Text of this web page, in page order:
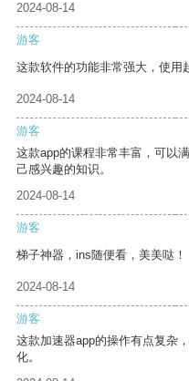
2024-08-14
游客
这款软件的功能非常强大，使用
2024-08-14
游客
这款app的课程非常丰富，可以
己感兴趣的知识。
2024-08-14
游客
梯子神器，ins随便看，美美哒！
2024-08-14
游客
这款加速器app的操作有点复杂
化。